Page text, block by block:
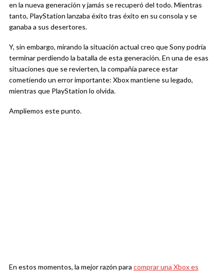
en la nueva generación y jamás se recuperó del todo. Mientras
tanto, PlayStation lanzaba éxito tras éxito en su consola y se
ganaba a sus desertores.
Y, sin embargo, mirando la situación actual creo que Sony podría
terminar perdiendo la batalla de esta generación. En una de esas
situaciones que se revierten, la compañía parece estar
cometiendo un error importante: Xbox mantiene su legado,
mientras que PlayStation lo olvida.
Ampliemos este punto.
En estos momentos, la mejor razón para comprar una Xbox es